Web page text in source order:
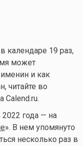
календаре 19 раз,
может
и как
читайте во
Calend.ru.
года — на
». В нем упомянуто
несколько раз в